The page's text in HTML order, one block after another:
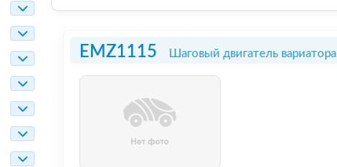
EMZ1115 Шаговый двигатель вариатора